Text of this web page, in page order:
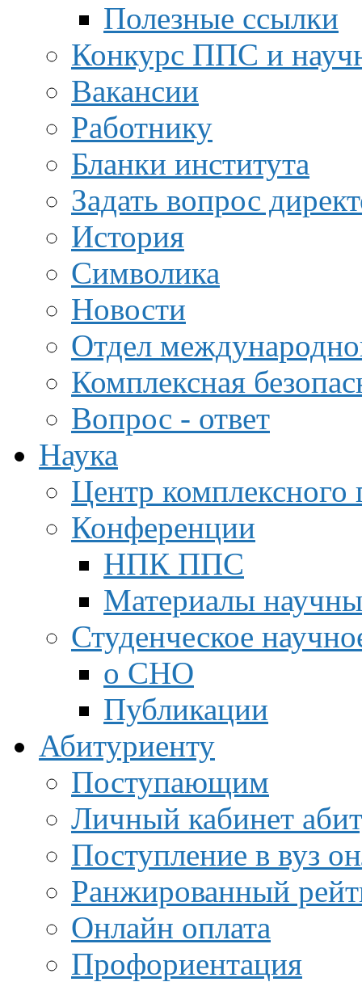
Полезные ссылки
Конкурс ППС и
Вакансии
Работнику
Бланки института
Задать вопрос
История
Символика
Новости
Отдел
Комплексная
Вопрос - ответ
Наука
Центр
Конференции
НПК ППС
Материалы
Студенческое
о СНО
Публикации
Абитуриенту
Поступающим
Личный кабинет
Поступление в вуз
Ранжированный
Онлайн оплата
Профориентация